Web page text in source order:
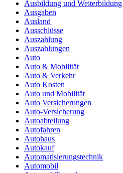
Ausbildung und Weiterbildung
Ausgaben
Ausland
Ausschlüsse
Auszahlung
Auszahlungen
Auto
Auto & Mobilität
Auto & Verkehr
Auto Kosten
Auto und Mobilität
Auto Versicherungen
Auto-Versicherung
Autoabteilung
Autofahren
Autohaus
Autokauf
Automatisierungstechnik
Automobil